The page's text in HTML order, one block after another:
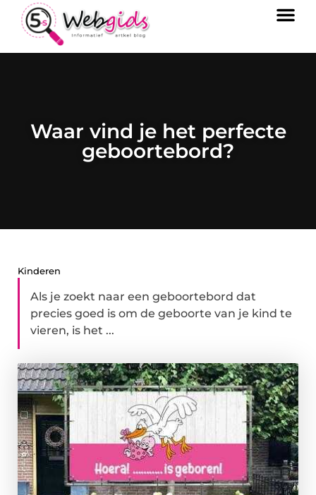
Waar vind je het perfecte
geboortebord?
Kinderen
Als je zoekt naar een geboortebord dat
precies goed is om de geboorte van je kind te
vieren, is het ...